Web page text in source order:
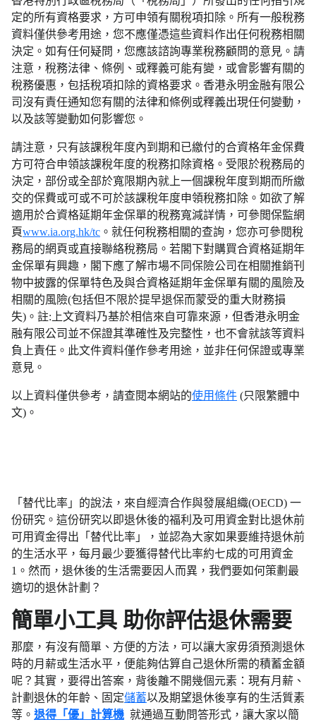
定的所有資格要求，方可申領有關稅項扣除。所有一般稅務
資料僅供參考用途，您不應僅憑這些資料作出任何稅務相關
決定。如有任何疑問，您應該諮詢專業稅務顧問的意見。請
注意，稅務法律、條例、或釋義可能有變，或會影響有關的
稅務優惠，包括稅項扣除的資格要求。香港永明金融有限公
司沒有責任通知您有關的法律和條例或釋義出現任何變動，
以及該等變動如何影響您。
請注意，只有該課稅年度內到期和已繳付的合資格年金保費
方可符合申領該課稅年度的稅務扣除資格。受限於稅務局的
決定，部份或全部於寬限期內就上一個課稅年度到期而所繳
交的保費或可或不可於該課稅年度申領稅務扣除。如欲了解
適用於合資格延期年金保單的稅務寬減詳情，可參閲保監網
頁www.ia.org.hk/tc 。就任何稅務相關的查詢，您亦可參閱稅
務局的網頁或直接聯絡稅務局。若閣下對購買合資格延期年
金保單有興趣，閣下應了解市場不同保險公司在相關推銷刊
物中披露的保單特色及與合資格延期年金保單有關的風險及
相關的風險(包括但不限於提早退保而蒙受的重大財務損
失)。註:上文資料乃基於相信來自可靠來源，但香港永明金
融有限公司並不保證其準確性及完整性，也不會就該等資料
負上責任。此文件資料僅作參考用途，並非任何保證或專業
意見。
以上資料僅供參考，請查閱本網站的使用條件 (只限繁體中
文)。
「替代比率」的說法，來自經濟合作與發展組織(OECD) 一
份研究。這份研究以即退休後的福利及可用資金對比退休前
可用資金得出「替代比率」，並認為大家如果要維持退休前
的生活水平，每月最少要獲得替代比率約七成的可用資金
1。然而，退休後的生活需要因人而異，我們要如何策劃最
適切的退休計劃？
簡單小工具 助你評估退休需要
那麼，有沒有簡單、方便的方法，可以讓大家毋須預測退休
時的月薪或生活水平，便能夠估算自己退休所需的積蓄金額
呢？其實，要得出答案，背後離不開幾個元素：現有月薪、
計劃退休的年齡、固定儲蓄以及期望退休後享有的生活質素
等。 退得「優」計算機 就通過互動問答形式，讓大家以簡